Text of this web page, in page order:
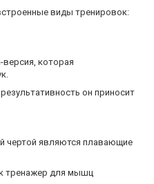
виды тренировок:
версия, которая
он приносит
чертой являются плавающие
тренажер для мышц